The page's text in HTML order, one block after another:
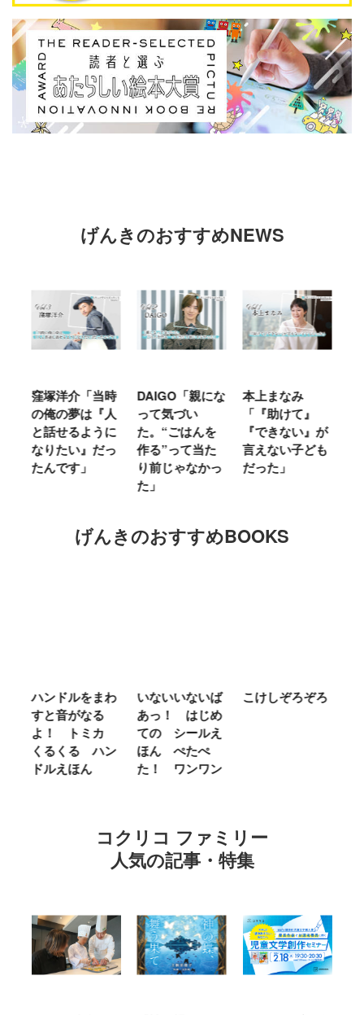
げんきのおすすめNEWS
窪塚洋介「当時
の俺の夢は『人
と話せるように
なりたい』だっ
たんです」
DAIGO「親にな
って気づい
た。“ごはんを
作る”って当た
り前じゃなかっ
た」
本上まなみ
「『助けて』
『できない』が
言えない子ども
だった」
げんきのおすすめBOOKS
ハンドルをまわ
すと音がなる
よ！ トミカ
くるくる ハン
ドルえほん
いないいないば
あっ！ はじめ
ての シールえ
ほん ぺたぺ
た！ ワンワン
こけしぞろぞろ
コクリコ ファミリー
人気の記事・特集